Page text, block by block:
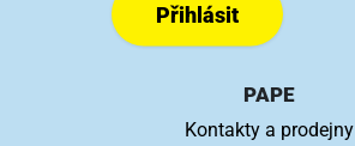
Přihlásit
PAPE
Kontakty a prodejny